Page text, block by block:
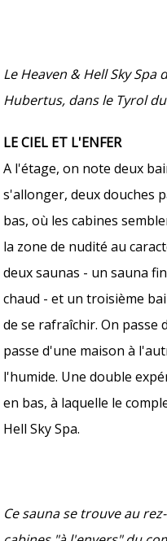
Le Heaven & Hell Sky
Hubertus, dans le Tyrol
LE CIEL ET L'ENFER
A l'étage, on note deux
s'allonger, deux douches
bas, où les cabines
la zone de nudité au
deux saunas - un sauna
chaud - et un troisième
de se rafraîchir. On passe
passe d'une maison à
l'humide. Une double
en bas, à laquelle le
Hell Sky Spa.
Ce sauna se trouve au